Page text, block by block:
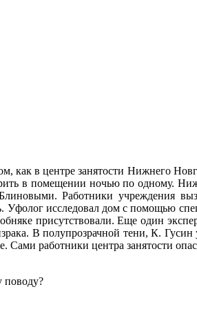
как в центре занятости Нижнего
в помещении ночью по одному.
Работники учреждения
Уфолог исследовал дом с помощью
присутствовали. Еще один
В полупрозрачной тени, К.
работники центра занятости
поводу?